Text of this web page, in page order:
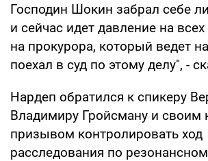
Господин Шокин забрал себе
и сейчас идет давление на
на прокурора, который ведет
поехал в суд по этому делу", -
Нардеп обратился к спикеру
Владимиру Гройсману и своим
призывом контролировать ход
расследования по